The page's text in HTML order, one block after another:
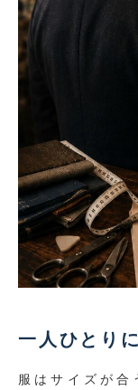
一人ひとり
服はサイズが合